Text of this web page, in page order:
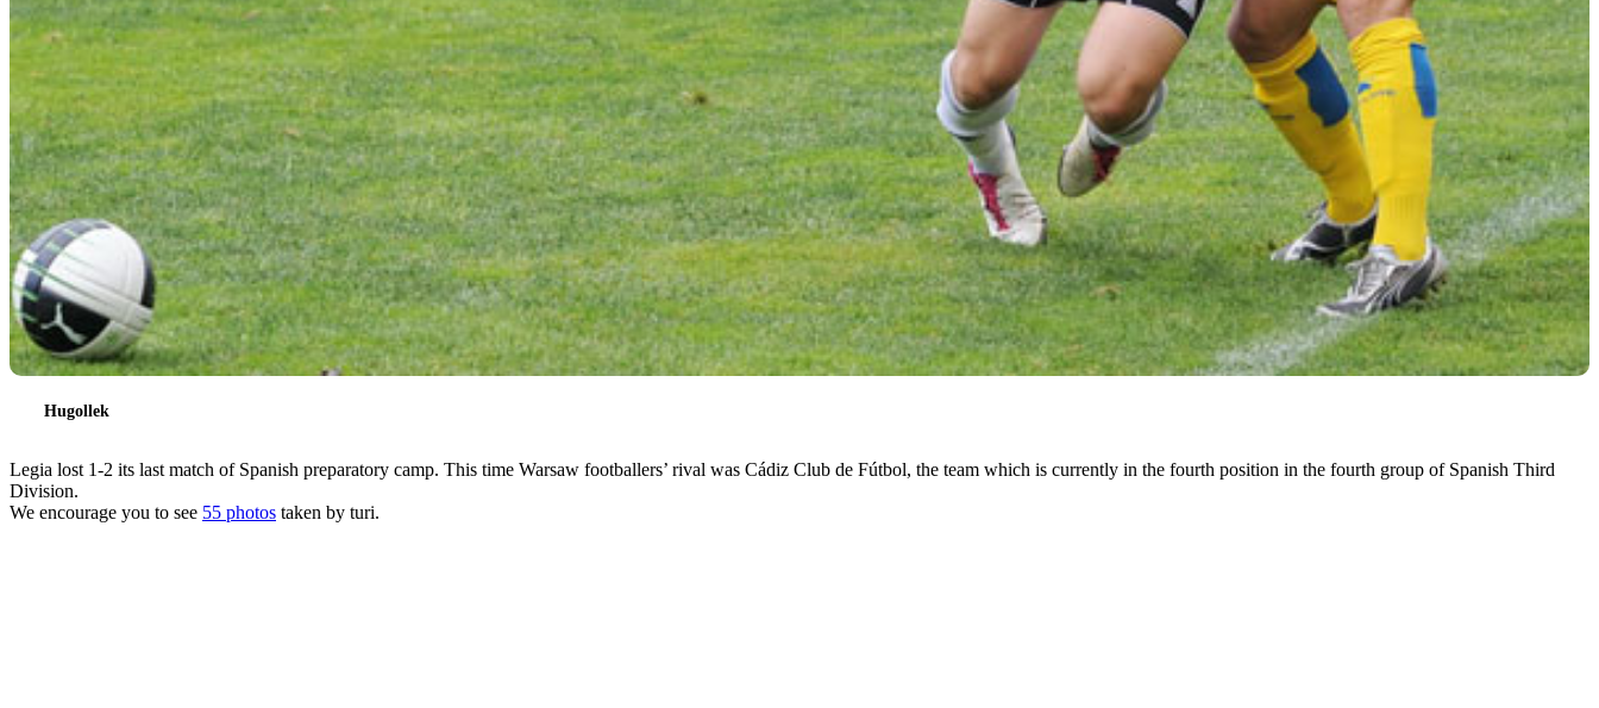
Hugollek
Legia lost 1-2 its last match of Spanish preparatory camp. This time Warsaw footballers’ rival was Cádiz Club de Fútbol, the team which is currently in the fourth position in the fourth group of Spanish Third
Division.
We encourage you to see 55 photos taken by turi.